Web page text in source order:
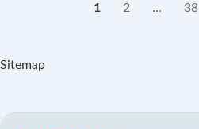
1 2 … 38
Sitemap